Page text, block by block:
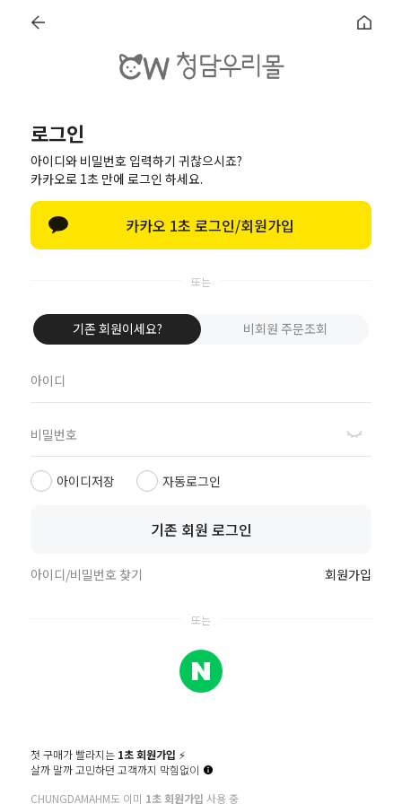
로그인
아이디와 비밀번호 입력하기 귀찮으시죠?
카카오로 1초 만에 로그인 하세요.
카카오 1초 로그인/회원가입
기존 회원이세요? 비회원 주문조회
아이디저장 자동로그인
기존 회원 로그인
아이디/비밀번호 찾기 회원가입
첫 구매가 빨라지는 1초 회원가입 ⚡️
살까 말까 고민하던 고객까지 막힘없이
CHUNGDAMAHM도 이미 1초 회원가입 사용 중
로그인
CATEGORY WISH HOME